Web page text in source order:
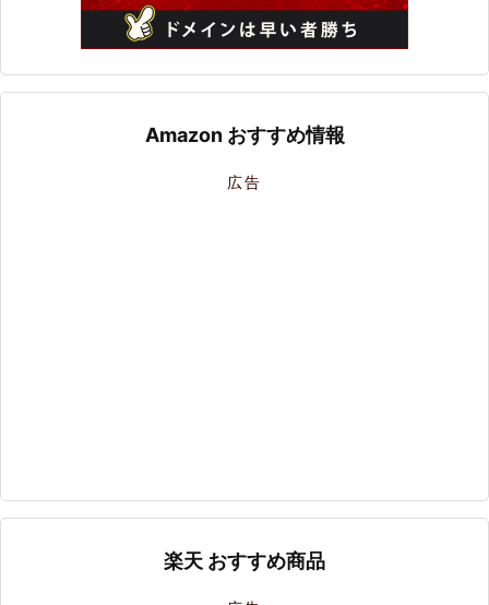
Amazon おすすめ情報
広告
楽天 おすすめ商品